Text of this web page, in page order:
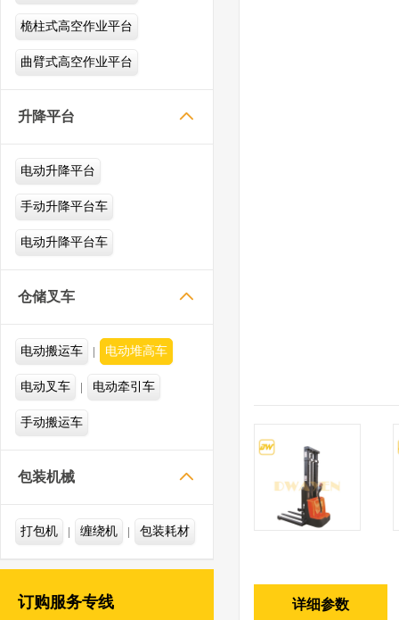
桅柱式高空作业平台
曲臂式高空作业平台
升降平台 
电动升降平台
手动升降平台车
电动升降平台车
仓储叉车 
电动搬运车 电动堆高车
电动叉车 电动牵引车
手动搬运车
包装机械 
打包机 缠绕机 包装耗材
订购服务专线 详细参数